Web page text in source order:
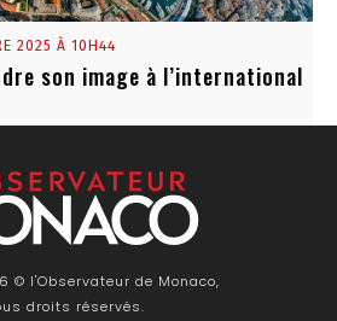
2025 À 10H44
son image à l’international
© l'Observateur de Monaco,
droits réservés.